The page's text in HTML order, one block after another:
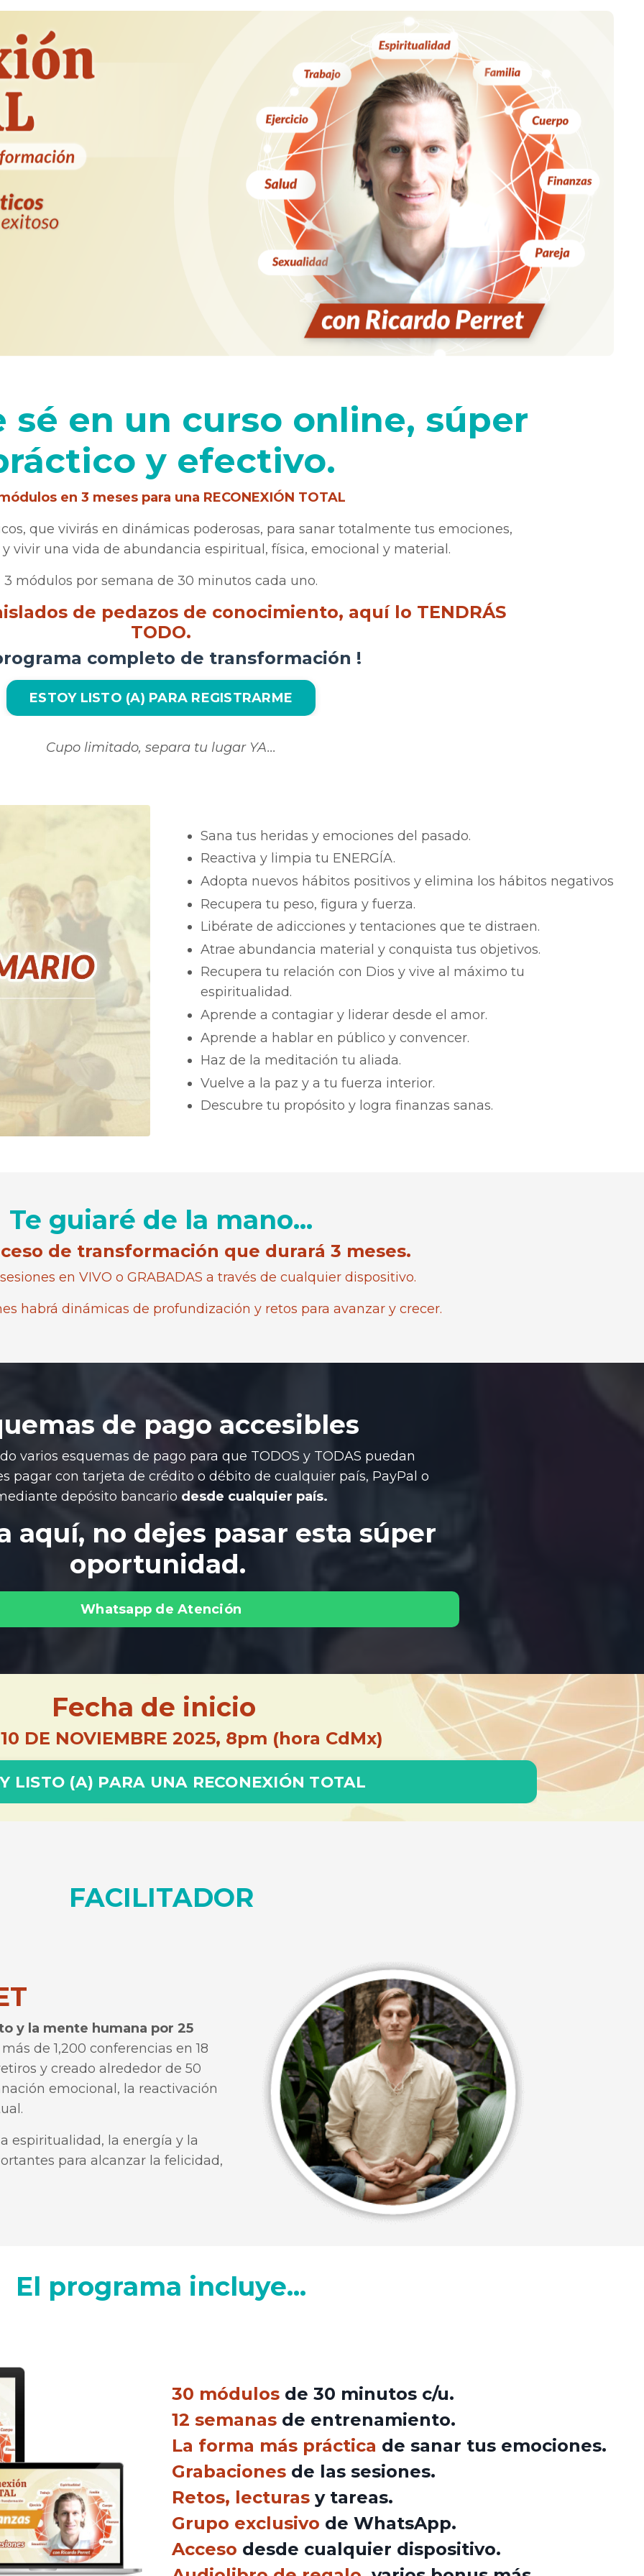
sé en un curso online, súper
y efectivo.
en 3 meses para una RECONEXIÓN TOTAL
que vivirás en dinámicas poderosas, para sanar totalmente tus emociones,
vivir una vida de abundancia espiritual, física, emocional y material.
3 módulos por semana de 30 minutos cada uno.
de pedazos de conocimiento, aquí lo TENDRÁS
TODO.
completo de transformación !
ESTOY LISTO (A) PARA REGISTRARME
Cupo limitado, separa tu lugar YA...
Sana tus heridas y emociones del pasado.
Reactiva y limpia tu ENERGÍA.
Adopta nuevos hábitos positivos y elimina los hábitos negativos
Recupera tu peso, figura y fuerza.
Libérate de adicciones y tentaciones que te distraen.
Atrae abundancia material y conquista tus objetivos.
Recupera tu relación con Dios y vive al máximo tu
espiritualidad.
Aprende a contagiar y liderar desde el amor.
Aprende a hablar en público y convencer.
Haz de la meditación tu aliada.
Vuelve a la paz y a tu fuerza interior.
Descubre tu propósito y logra finanzas sanas.
Te guiaré de la mano...
de transformación que durará 3 meses.
en VIVO o GRABADAS a través de cualquier dispositivo.
habrá dinámicas de profundización y retos para avanzar y crecer.
de pago accesibles
varios esquemas de pago para que TODOS y TODAS puedan
pagar con tarjeta de crédito o débito de cualquier país, PayPal o
depósito bancario desde cualquier país.
aquí, no dejes pasar esta súper
oportunidad.
Whatsapp de Atención
Fecha de inicio
DE NOVIEMBRE 2025, 8pm (hora CdMx)
LISTO (A) PARA UNA RECONEXIÓN TOTAL
FACILITADOR
y la mente humana por 25
de 1,200 conferencias en 18
y creado alrededor de 50
emocional, la reactivación
espiritualidad, la energía y la
para alcanzar la felicidad,
El programa incluye...
30 módulos de 30 minutos c/u.
12 semanas de entrenamiento.
La forma más práctica de sanar tus emociones.
Grabaciones de las sesiones.
Retos, lecturas y tareas.
Grupo exclusivo de WhatsApp.
Acceso desde cualquier dispositivo.